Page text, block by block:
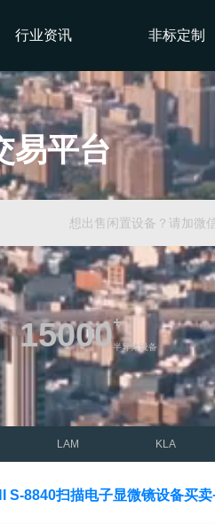
行业资讯 非标定制
易平台
想出售闲置设备？请加微
15000+
半导体设备
LAM KLA
S-8840扫描电子显微镜设备买